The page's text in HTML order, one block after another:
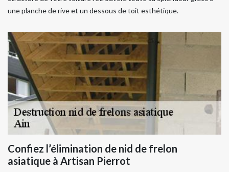
une planche de rive et un dessous de toit esthétique.
Confiez l’élimination de nid de frelon
asiatique à Artisan Pierrot